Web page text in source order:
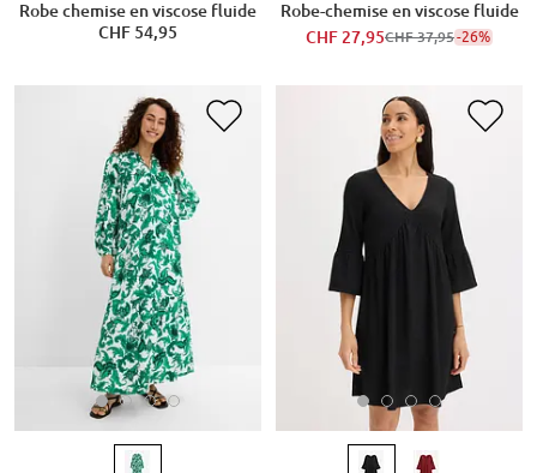
Robe chemise en viscose fluide
CHF 54,95
Robe-chemise en viscose fluide
CHF 27,95CHF 37,95-26%